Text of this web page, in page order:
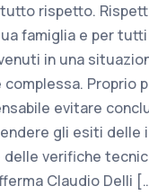
rispetto.
famiglia e per
in una
Proprio
evitare
gli esiti delle
verifiche
Claudio Delli